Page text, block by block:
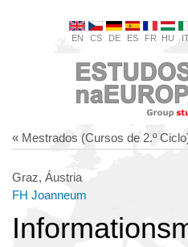
EN CS DE ES FR HU
« Mestrados (Cursos de 2.º
Graz, Áustria
FH Joanneum